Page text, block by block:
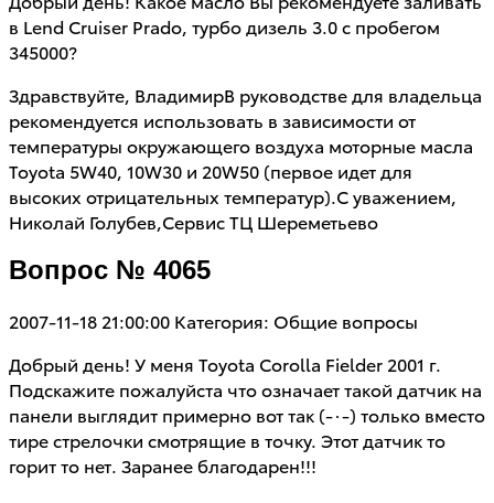
в Lend Cruiser Prado, турбо дизель 3.0 с пробегом
345000?
Здравствуйте, ВладимирВ руководстве для владельца
рекомендуется использовать в зависимости от
температуры окружающего воздуха моторные масла
Toyota 5W40, 10W30 и 20W50 (первое идет для
высоких отрицательных температур).С уважением,
Николай Голубев,Сервис ТЦ Шереметьево
Вопрос № 4065
2007-11-18 21:00:00 Категория: Общие вопросы
Добрый день! У меня Toyota Corolla Fielder 2001 г.
Подскажите пожалуйста что означает такой датчик на
панели выглядит примерно вот так (-∙-) только вместо
тире стрелочки смотрящие в точку. Этот датчик то
горит то нет. Заранее благодарен!!!